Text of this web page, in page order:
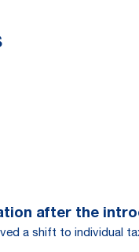
after the
a shift to individual